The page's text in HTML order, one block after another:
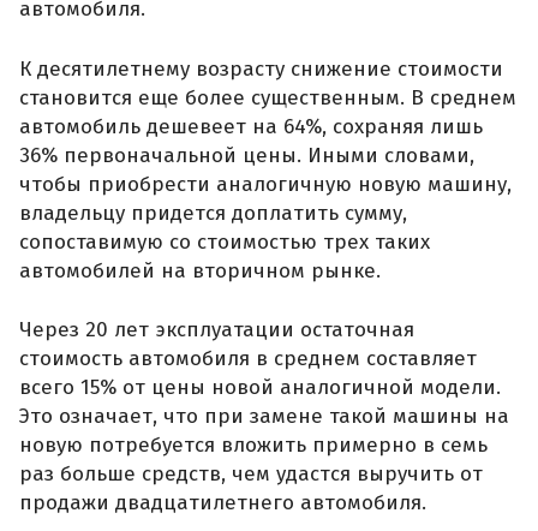
автомобиля.
К десятилетнему возрасту снижение стоимости
становится еще более существенным. В среднем
автомобиль дешевеет на 64%, сохраняя лишь
36% первоначальной цены. Иными словами,
чтобы приобрести аналогичную новую машину,
владельцу придется доплатить сумму,
сопоставимую со стоимостью трех таких
автомобилей на вторичном рынке.
Через 20 лет эксплуатации остаточная
стоимость автомобиля в среднем составляет
всего 15% от цены новой аналогичной модели.
Это означает, что при замене такой машины на
новую потребуется вложить примерно в семь
раз больше средств, чем удастся выручить от
продажи двадцатилетнего автомобиля.